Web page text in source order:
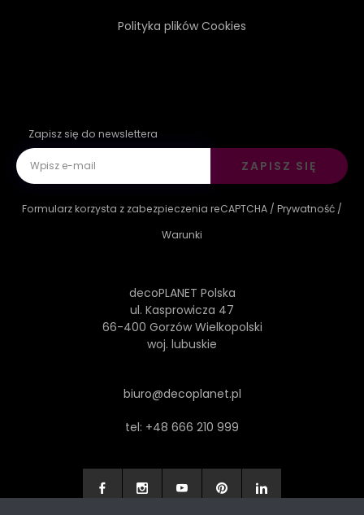
Polityka plików Cookies
Zapisz się do newslettera
ZAPISZ SIĘ
Formularz korzysta z zabezpieczenia reCAPTCHA / Prywatność /
Warunki
decoPLANET Polska
ul. Kasprowicza 47
66-400 Gorzów Wielkopolski
woj. lubuskie
biuro@decoplanet.pl
tel: +48 666 210 999